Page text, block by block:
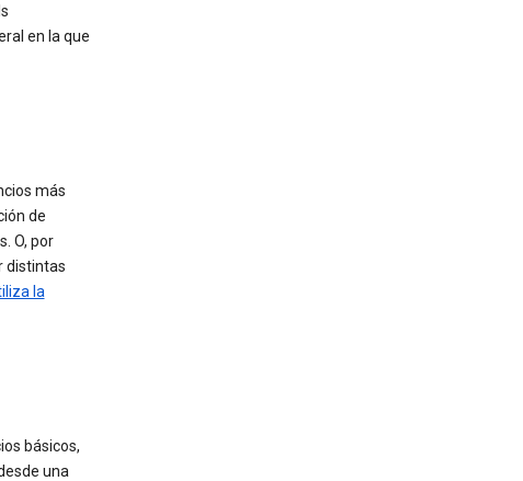
en la que
más
de
O, por
distintas
la
básicos,
una